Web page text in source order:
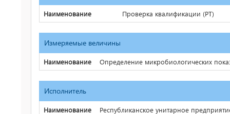
Наименование Проверка квалификации (PT)
Измеряемые величины
Наименование Определение микробиологических
Исполнитель
Наименование
Республиканское унитарное